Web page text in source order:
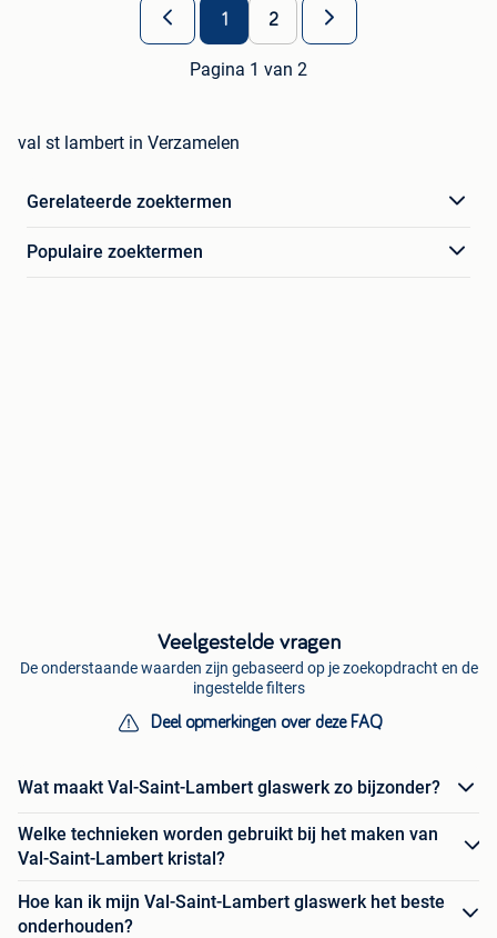
1 2
Pagina 1 van 2
val st lambert in Verzamelen
Gerelateerde zoektermen
Populaire zoektermen
Veelgestelde vragen
De onderstaande waarden zijn gebaseerd op je zoekopdracht en de
ingestelde filters
Deel opmerkingen over deze FAQ
Wat maakt Val-Saint-Lambert glaswerk zo bijzonder?
Welke technieken worden gebruikt bij het maken van
Val-Saint-Lambert kristal?
Hoe kan ik mijn Val-Saint-Lambert glaswerk het beste
onderhouden?